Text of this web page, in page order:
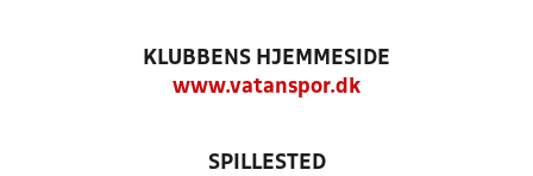
KLUBBENS HJEMMESIDE
www.vatanspor.dk
SPILLESTED